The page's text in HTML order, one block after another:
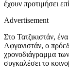
έχουν προτιμήσει
Advertisement
Στο Τατζικιστάν,
Αφγανιστάν, ο
χρονοδιάγραμμα
συγκαλέσει το